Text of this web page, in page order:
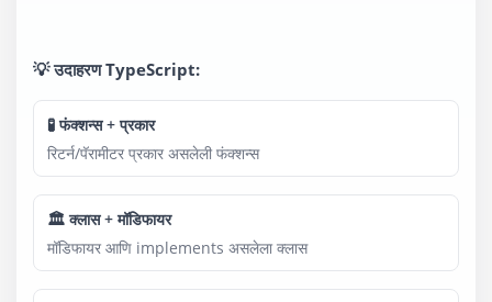
💡 उदाहरण TypeScript:
🧪 फंक्शन्स + प्रकार
रिटर्न/पॅरामीटर प्रकार असलेली फंक्शन्स
🏛 क्लास + मॉडिफायर
मॉडिफायर आणि implements असलेला क्लास